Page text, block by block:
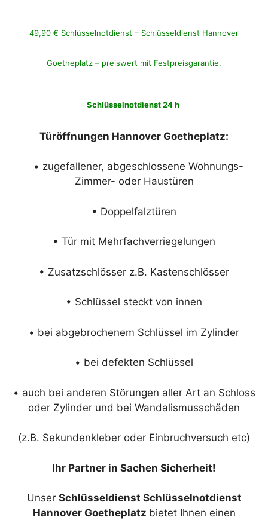
49,90 € Schlüsselnotdienst – Schlüsseldienst Hannover
Goetheplatz – preiswert mit Festpreisgarantie.
Schlüsselnotdienst 24 h
Türöffnungen Hannover Goetheplatz:
• zugefallener, abgeschlossene Wohnungs-
Zimmer- oder Haustüren
• Doppelfalztüren
• Tür mit Mehrfachverriegelungen
• Zusatzschlösser z.B. Kastenschlösser
• Schlüssel steckt von innen
• bei abgebrochenem Schlüssel im Zylinder
• bei defekten Schlüssel
• auch bei anderen Störungen aller Art an Schloss
oder Zylinder und bei Wandalismusschäden
(z.B. Sekundenkleber oder Einbruchversuch etc)
Ihr Partner in Sachen Sicherheit!
Unser Schlüsseldienst Schlüsselnotdienst
Hannover Goetheplatz bietet Ihnen einen